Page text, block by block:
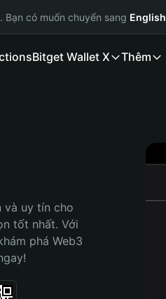
. Bạn có muốn chuyển sang English
Bitget Wallet X Thêm
và uy tín cho
tốt nhất. Với
phá Web3